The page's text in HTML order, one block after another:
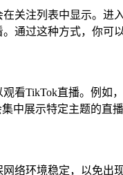
关注列表中显示。进
通过这种方式，你可
看TikTok直播。例
中展示特定主题的直
络环境稳定，以免